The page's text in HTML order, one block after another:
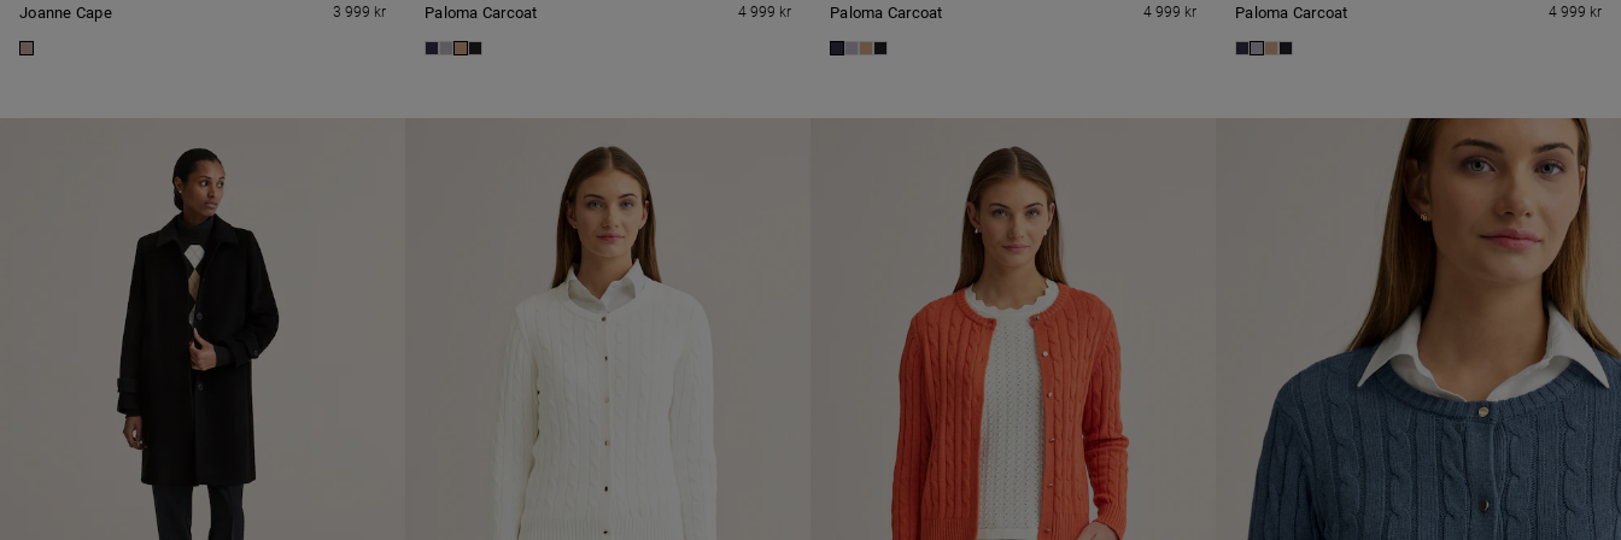
Joanne Cape 3 999 kr Paloma Carcoat 4 999 kr Paloma Carcoat 4 999 kr Paloma Carcoat 4 999 kr